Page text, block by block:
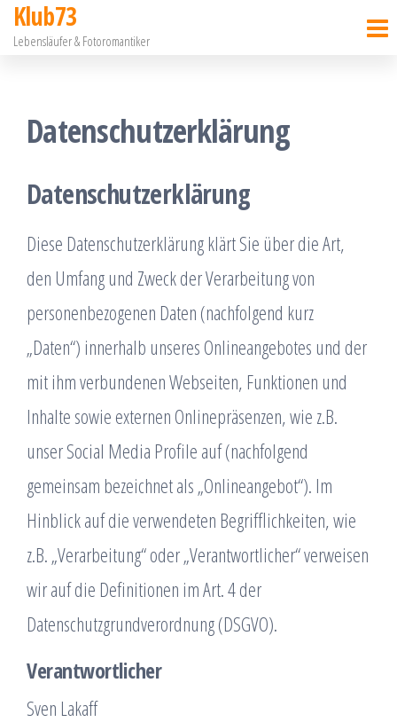
Zum
Inhalt
Klub73
Lebensläufer & Fotoromantiker
Datenschutzerklärung
Datenschutzerklärung
Diese Datenschutzerklärung klärt Sie über die Art,
den Umfang und Zweck der Verarbeitung von
personenbezogenen Daten (nachfolgend kurz
„Daten“) innerhalb unseres Onlineangebotes und der
mit ihm verbundenen Webseiten, Funktionen und
Inhalte sowie externen Onlinepräsenzen, wie z.B.
unser Social Media Profile auf (nachfolgend
gemeinsam bezeichnet als „Onlineangebot“). Im
Hinblick auf die verwendeten Begrifflichkeiten, wie
z.B. „Verarbeitung“ oder „Verantwortlicher“ verweisen
wir auf die Definitionen im Art. 4 der
Datenschutzgrundverordnung (DSGVO).
Verantwortlicher
Sven Lakaff